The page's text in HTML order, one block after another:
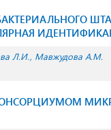
Л.И. Мавжудова А.М.